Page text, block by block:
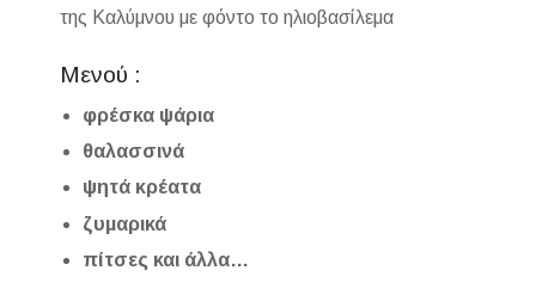
της Καλύμνου με φόντο το ηλιοβασίλεμα
Μενού :
φρέσκα ψάρια
θαλασσινά
ψητά κρέατα
ζυμαρικά
πίτσες και άλλα…